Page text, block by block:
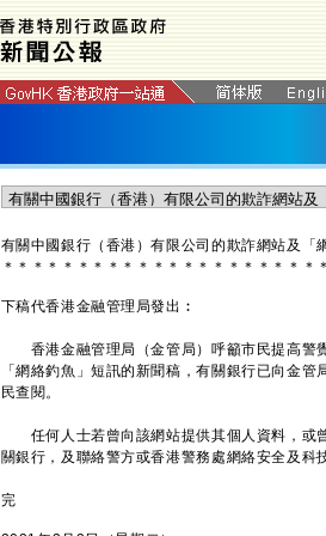
有關中國銀行（香港）有限公司的欺詐網站及「
＊ ＊ ＊ ＊ ＊ ＊ ＊ ＊ ＊ ＊ ＊ ＊ ＊ ＊ ＊ ＊ ＊ ＊ ＊ ＊ ＊ ＊
下稿代香港金融管理局發出︰
香港金融管理局（金管局）呼籲市民提高警
「網絡釣魚」短訊的新聞稿，有關銀行已向金
民查閱。
任何人士若曾向該網站提供其個人資料，或
關銀行，及聯絡警方或香港警務處網絡安全及科
完